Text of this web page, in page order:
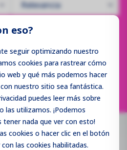
eso?
seguir optimizando nuestro
cookies para rastrear cómo
web y qué más podemos hacer
nuestro sitio sea fantástica.
puedes leer más sobre
las utilizamos. ¡Podemos
tener nada que ver con esto!
cookies o hacer clic en el botón
las cookies habilitadas.
2 Estás en la página
3 4 Siguiente
Página
•Abierto ahora